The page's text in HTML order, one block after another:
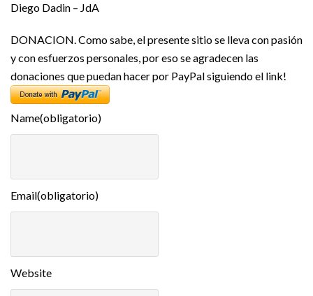
Diego Dadin – JdA
DONACION. Como sabe, el presente sitio se lleva con pasión
y con esfuerzos personales, por eso se agradecen las
donaciones que puedan hacer por PayPal siguiendo el link!
Name(obligatorio)
Email(obligatorio)
Website